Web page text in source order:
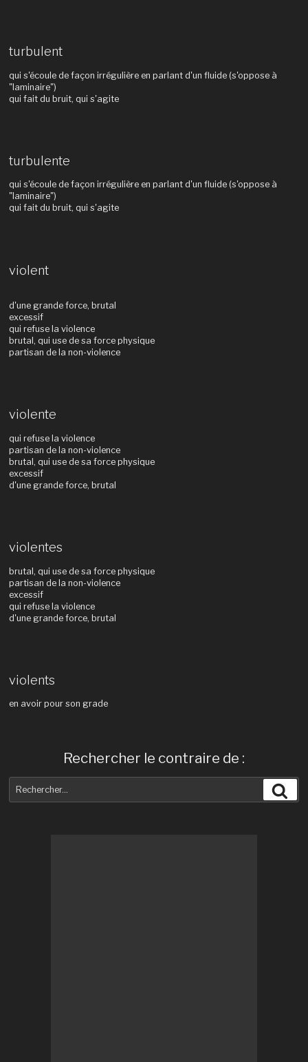
turbulent
qui s'écoule de façon irrégulière en parlant d'un fluide (s'oppose à
"laminaire")
qui fait du bruit, qui s'agite
turbulente
qui s'écoule de façon irrégulière en parlant d'un fluide (s'oppose à
"laminaire")
qui fait du bruit, qui s'agite
violent
d'une grande force, brutal
excessif
qui refuse la violence
brutal, qui use de sa force physique
partisan de la non-violence
violente
qui refuse la violence
partisan de la non-violence
brutal, qui use de sa force physique
excessif
d'une grande force, brutal
violentes
brutal, qui use de sa force physique
partisan de la non-violence
excessif
qui refuse la violence
d'une grande force, brutal
violents
en avoir pour son grade
Rechercher le contraire de :
pour